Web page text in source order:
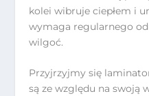
kolei wibruje ciepłem i
wymaga regularnego
wilgoć.
Przyjrzyjmy się
są ze względu na swoją